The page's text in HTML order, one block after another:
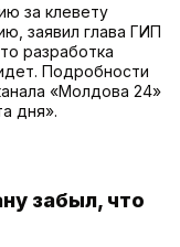
за клевету
заявил глава ГИП
разработка
Подробности
«Молдова 24»
дня».
забыл, что